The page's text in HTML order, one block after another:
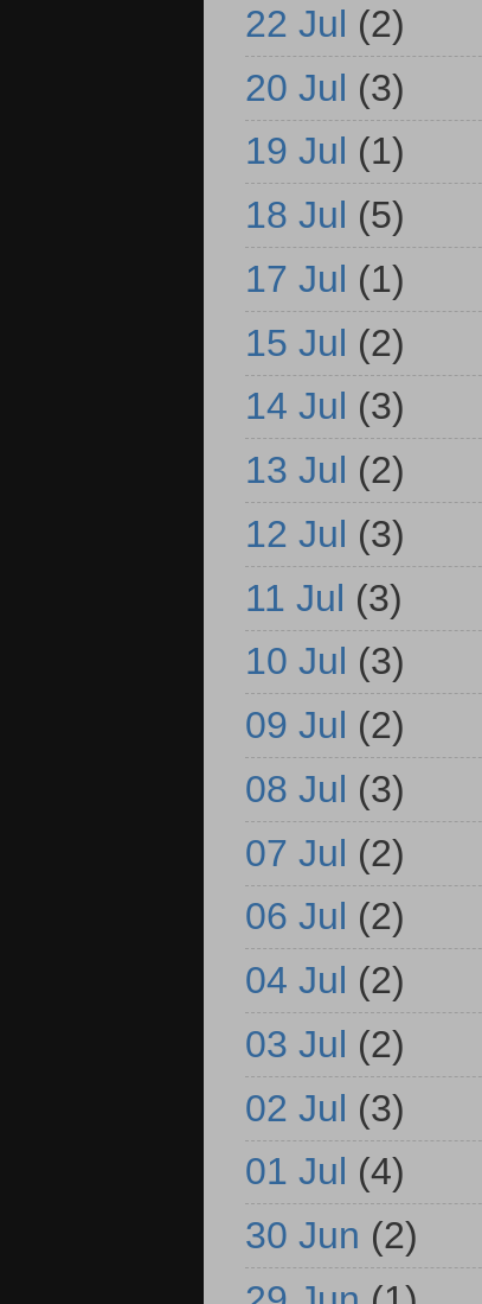
22 Jul (2)
20 Jul (3)
19 Jul (1)
18 Jul (5)
17 Jul (1)
15 Jul (2)
14 Jul (3)
13 Jul (2)
12 Jul (3)
11 Jul (3)
10 Jul (3)
09 Jul (2)
08 Jul (3)
07 Jul (2)
06 Jul (2)
04 Jul (2)
03 Jul (2)
02 Jul (3)
01 Jul (4)
30 Jun (2)